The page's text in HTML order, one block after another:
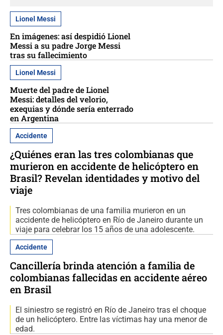
Lionel Messi
En imágenes: así despidió Lionel
Messi a su padre Jorge Messi
tras su fallecimiento
Lionel Messi
Muerte del padre de Lionel
Messi: detalles del velorio,
exequias y dónde sería enterrado
en Argentina
Accidente
¿Quiénes eran las tres colombianas que
murieron en accidente de helicóptero en
Brasil? Revelan identidades y motivo del
viaje
Tres colombianas de una familia murieron en un
accidente de helicóptero en Río de Janeiro durante un
viaje para celebrar los 15 años de una adolescente.
Accidente
Cancillería brinda atención a familia de
colombianas fallecidas en accidente aéreo
en Brasil
El siniestro se registró en Río de Janeiro tras el choque
de un helicóptero. Entre las víctimas hay una menor de
edad.